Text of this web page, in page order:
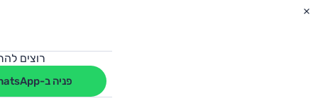
רוצים
פניה ב-WhatsApp